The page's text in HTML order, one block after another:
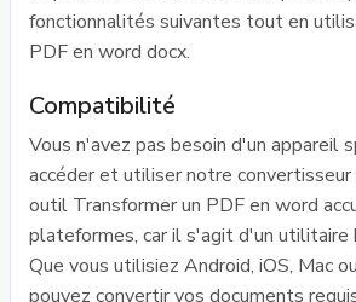
fonctionnalités suivantes tout en
PDF en word docx.
Compatibilité
Vous n'avez pas besoin d'un appareil
accéder et utiliser notre
outil Transformer un PDF en word
plateformes, car il s'agit d'un utilitaire
Que vous utilisiez Android, iOS, Mac
pouvez convertir vos documents